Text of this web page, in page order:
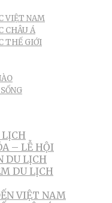
VIỆT NAM
CHÂU Á
THẾ GIỚI
– LỄ HỘI
DU LỊCH
DU LỊCH
VIỆT NAM